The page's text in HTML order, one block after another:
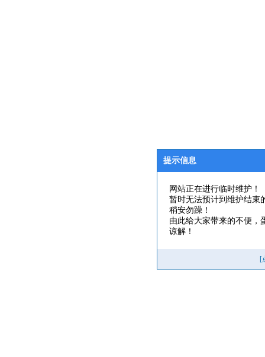
提示信息
网站正在进行临时维护！
暂时无法预计到维护结束
稍安勿躁！
由此给大家带来的不便，
谅解！
[